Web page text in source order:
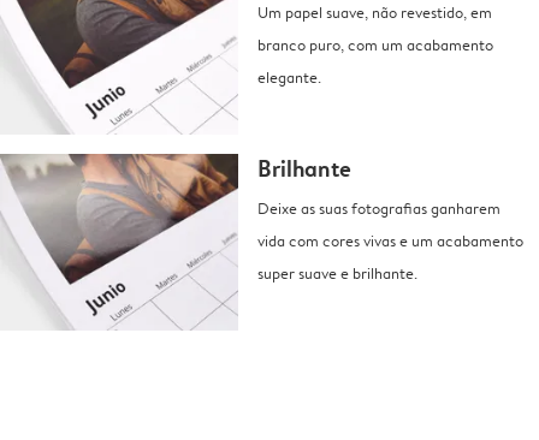
Um papel suave, não revestido, em
branco puro, com um acabamento
elegante.
Brilhante
Deixe as suas fotografias ganharem
vida com cores vivas e um acabamento
super suave e brilhante.